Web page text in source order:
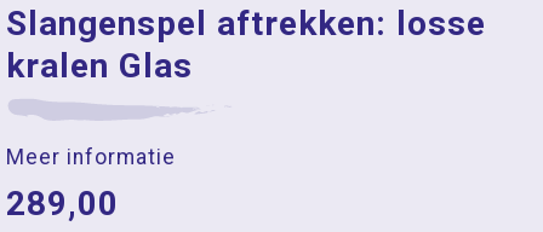
Slangenspel aftrekken: losse
kralen Glas
Meer informatie
289,00